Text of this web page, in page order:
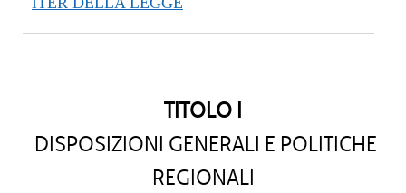
TITOLO I
DISPOSIZIONI GENERALI E POLITICHE
REGIONALI